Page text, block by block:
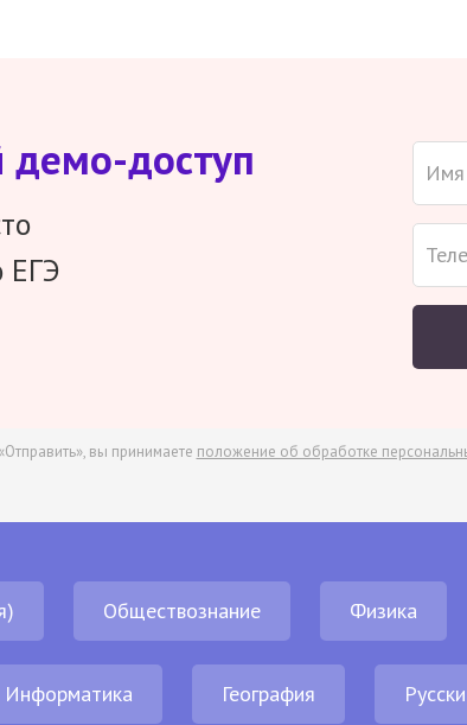
демо-доступ
ЕГЭ
вы принимаете положение об обработке
Обществознание Физика
Информатика География